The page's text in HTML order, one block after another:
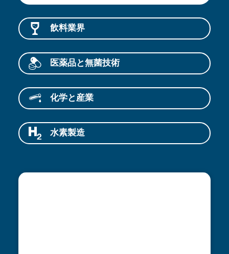
飲料業界
医薬品と無菌技術
化学と産業
水素製造